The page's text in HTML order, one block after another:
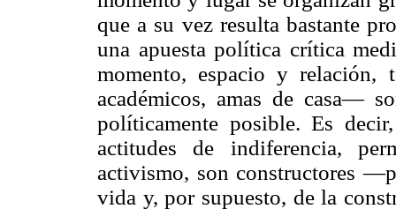
que a su vez resulta bastante
una apuesta política crítica
momento, espacio y relación,
académicos, amas de casa—
políticamente posible. Es
actitudes de indiferencia,
activismo, son constructores
vida y, por supuesto, de la